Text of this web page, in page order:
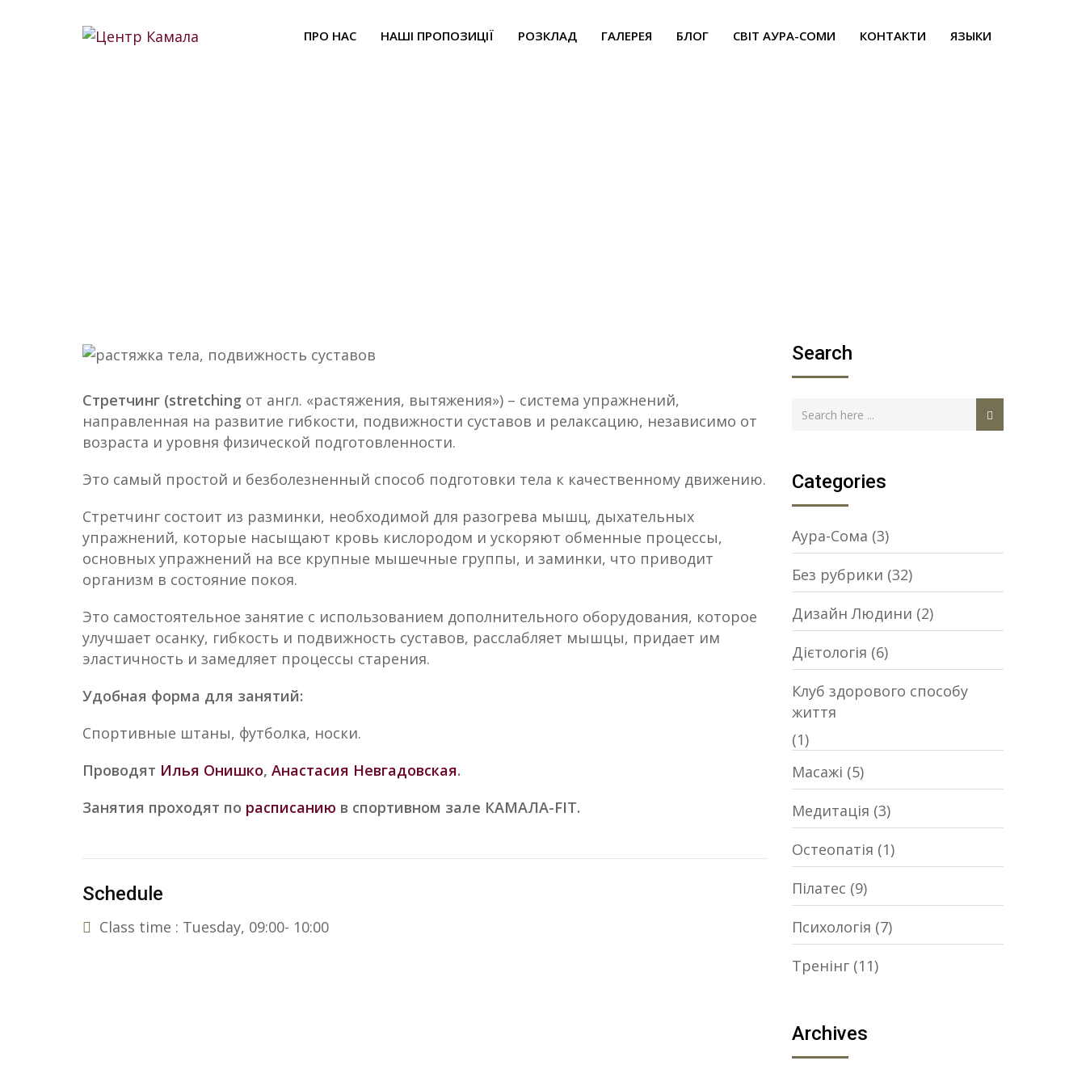
ПРО НАС НАШІ ПРОПОЗИЦІЇ РОЗКЛАД ГАЛЕРЕЯ БЛОГ СВІТ АУРА-СОМИ КОНТАКТИ ЯЗЫКИ
Стретчинг (stretching от англ. «растяжения, вытяжения») – система упражнений,
направленная на развитие гибкости, подвижности суставов и релаксацию, независимо от
возраста и уровня физической подготовленности.
Это самый простой и безболезненный способ подготовки тела к качественному движению.
Стретчинг состоит из разминки, необходимой для разогрева мышц, дыхательных
упражнений, которые насыщают кровь кислородом и ускоряют обменные процессы,
основных упражнений на все крупные мышечные группы, и заминки, что приводит
организм в состояние покоя.
Это самостоятельное занятие с использованием дополнительного оборудования, которое
улучшает осанку, гибкость и подвижность суставов, расслабляет мышцы, придает им
эластичность и замедляет процессы старения.
Удобная форма для занятий:
Спортивные штаны, футболка, носки.
Проводят Илья Онишко, Анастасия Невгадовская.
Занятия проходят по расписанию в спортивном зале КАМАЛА-FIT.
Schedule
Class time : Tuesday, 09:00- 10:00
Search
Categories
Аура-Сома (3)
Без рубрики (32)
Дизайн Людини (2)
Дієтологія (6)
Клуб здорового способу
життя
(1)
Масажі (5)
Медитація (3)
Остеопатія (1)
Пілатес (9)
Психологія (7)
Тренінг(11)
Archives